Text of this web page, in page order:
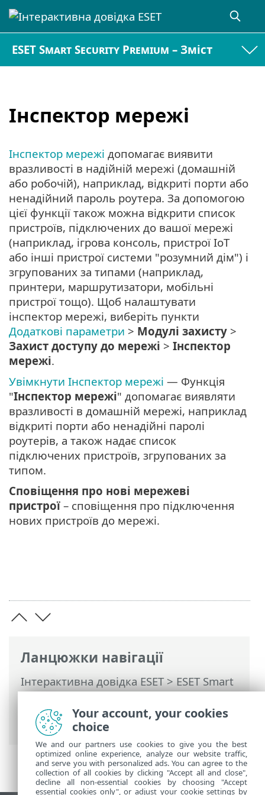
ESET Smart Security Premium – Зміст
Інспектор мережі
Ланцюжки навігації
Інтерактивна довідка ESET>ESET Smart
Security Premium>Додаткові
параметри>Модулі захисту>Захист
доступу до мережі
> Інспектор мережі
Інспектор мережі допомагає виявити
вразливості в надійній мережі (домашній
або робочій), наприклад, відкриті порти або
ненадійний пароль роутера. За допомогою
цієї функції також можна відкрити список
пристроїв, підключених до вашої мережі
(наприклад, ігрова консоль, пристрої IoT
або інші пристрої системи "розумний дім") і
згрупованих за типами (наприклад,
принтери, маршрутизатори, мобільні
пристрої тощо). Щоб налаштувати
інспектор мережі, виберіть пункти
Додаткові параметри > Модулі захисту >
Захист доступу до мережі > Інспектор
мережі.
Увімкнути Інспектор мережі — Функція
"Інспектор мережі" допомагає виявляти
вразливості в домашній мережі, наприклад
відкриті порти або ненадійні паролі
роутерів, а також надає список
підключених пристроїв, згрупованих за
типом.
Сповіщення про нові мережеві
пристрої – сповіщення про підключення
нових пристроїв до мережі.
Your account, your cookies
choice
We and our partners use cookies to give you the best
optimized online experience, analyze our website traffic,
and serve you with personalized ads. You can agree to the
collection of all cookies by clicking "Accept all and close",
decline all non-essential cookies by choosing "Accept
essential cookies only", or adjust your cookie settings by